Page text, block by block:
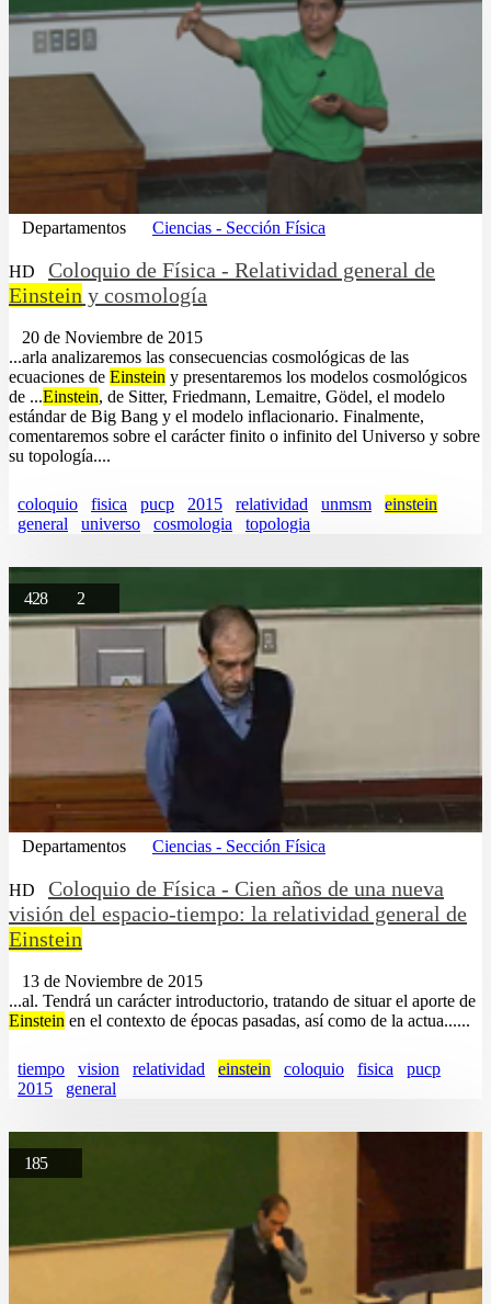
Departamentos Ciencias - Sección Física
HD
Coloquio de Física - Relatividad general de
Einstein y cosmología
20 de Noviembre de 2015
...arla analizaremos las consecuencias cosmológicas de las
ecuaciones de Einstein y presentaremos los modelos cosmológicos
de ...Einstein, de Sitter, Friedmann, Lemaitre, Gödel, el modelo
estándar de Big Bang y el modelo inflacionario. Finalmente,
comentaremos sobre el carácter finito o infinito del Universo y sobre
su topología....
coloquio fisica pucp 2015 relatividad unmsm
einstein
general
universo cosmologia topologia
428 2
Departamentos Ciencias - Sección Física
HD
Coloquio de Física - Cien años de una nueva
visión del espacio-tiempo: la relatividad general de
Einstein
13 de Noviembre de 2015
...al. Tendrá un carácter introductorio, tratando de situar el aporte de
Einstein en el contexto de épocas pasadas, así como de la actua......
tiempo vision relatividad einstein coloquio fisica
pucp
2015
general
185